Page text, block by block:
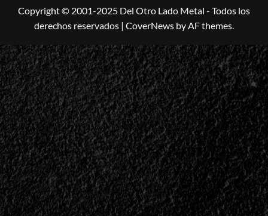
Copyright © 2001-2025 Del Otro Lado Metal - Todos los
derechos reservados | CoverNews by AF themes.